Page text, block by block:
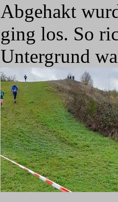
Abgehakt
ging los. So
Untergrund